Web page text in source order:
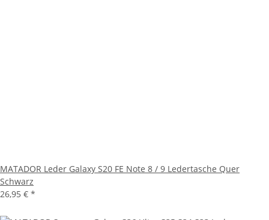
MATADOR Leder Galaxy S20 FE Note 8 / 9 Ledertasche Quer
Schwarz
26,95 € *